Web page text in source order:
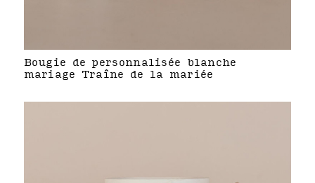
Bougie de personnalisée blanche
mariage Traîne de la mariée